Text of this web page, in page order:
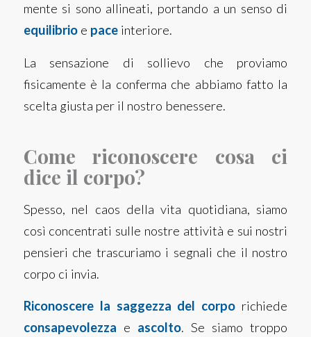
mente si sono allineati, portando a un senso di
equilibrioe paceinteriore.
La sensazione di sollievo che proviamo
fisicamente è la conferma che abbiamo fatto la
scelta giusta per il nostro benessere.
Come riconoscere cosa ci
dice il corpo?
Spesso, nel caos della vita quotidiana, siamo
così concentrati sulle nostre attività e sui nostri
pensieri che trascuriamo i segnali che il nostro
corpo ci invia.
Riconoscere la saggezza del corpo richiede
consapevolezza e ascolto. Se siamo troppo